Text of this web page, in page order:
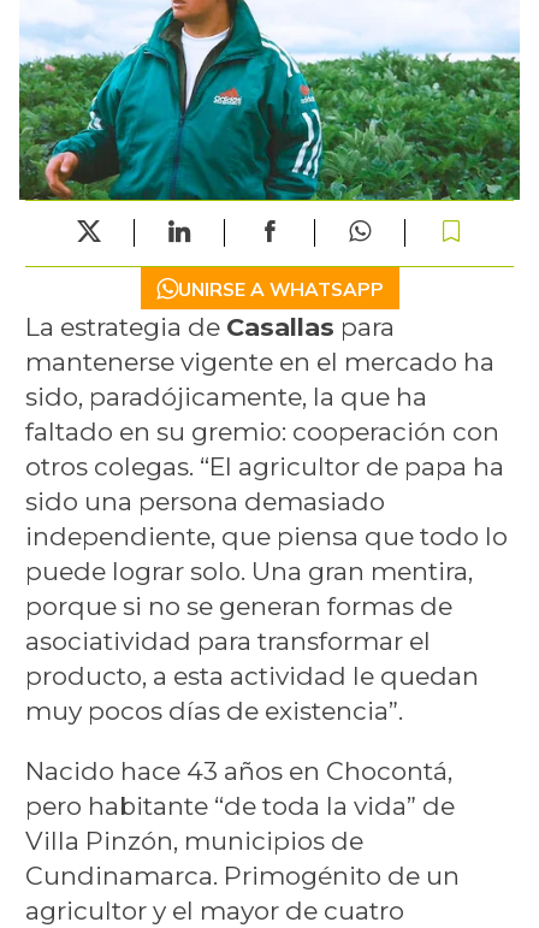
UNIRSE A WHATSAPP
La estrategia de Casallas para
mantenerse vigente en el mercado ha
sido, paradójicamente, la que ha
faltado en su gremio: cooperación con
otros colegas. “El agricultor de papa ha
sido una persona demasiado
independiente, que piensa que todo lo
puede lograr solo. Una gran mentira,
porque si no se generan formas de
asociatividad para transformar el
producto, a esta actividad le quedan
muy pocos días de existencia”.
Nacido hace 43 años en Chocontá,
pero habitante “de toda la vida” de
Villa Pinzón, municipios de
Cundinamarca. Primogénito de un
agricultor y el mayor de cuatro